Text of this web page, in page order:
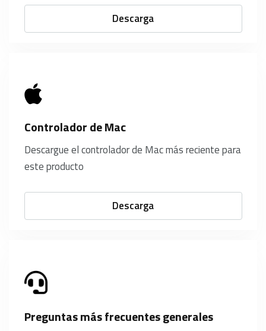
Descarga
Controlador de Mac
Descargue el controlador de Mac más reciente para
este producto
Descarga
Preguntas más frecuentes generales